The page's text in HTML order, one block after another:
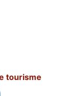
tourisme